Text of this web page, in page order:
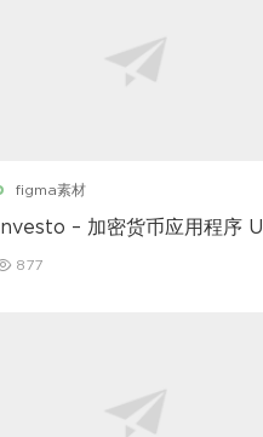
figma素材
Investo – 加密货币应用程序
877